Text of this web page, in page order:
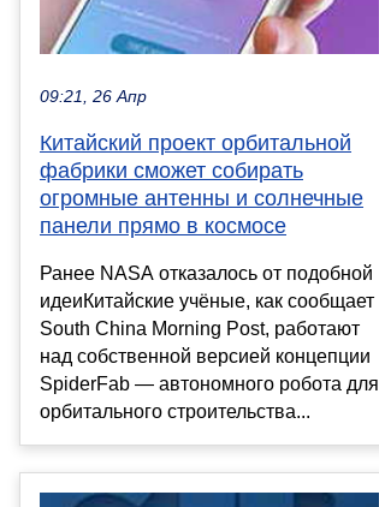
09:21, 26 Апр
Китайский проект орбитальной
фабрики сможет собирать
огромные антенны и солнечные
панели прямо в космосе
Ранее NASA отказалось от подобной
идеиКитайские учёные, как сообщает
South China Morning Post, работают
над собственной версией концепции
SpiderFab — автономного робота для
орбитального строительства...